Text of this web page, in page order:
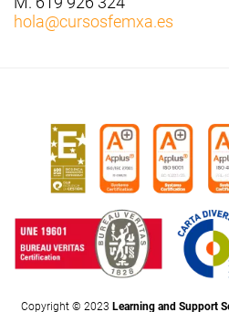
hola@cursosfemxa.es
Copyright © 2023 Learning and Support